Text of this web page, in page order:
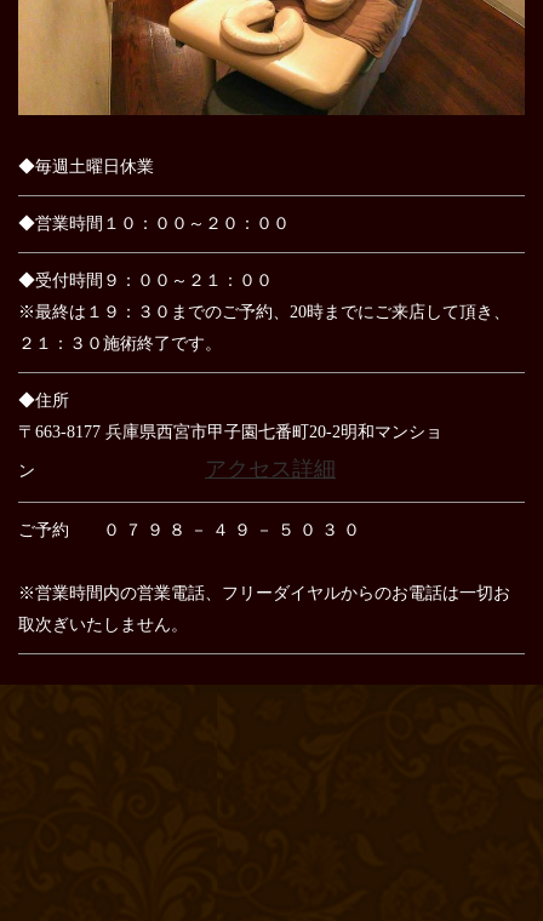
◆毎週土曜日休業
◆営業時間１０：００～２０：００
◆受付時間９：００～２１：００
※最終は１９：３０までのご予約、20時までにご来店して頂き、
２１：３０施術終了です。
◆住所
〒663-8177 兵庫県西宮市甲子園七番町20-2明和マンショ
ン アクセス詳細
ご予約 ０ ７ ９ ８ － ４ ９ － ５ ０ ３ ０
※営業時間内の営業電話、フリーダイヤルからのお電話は一切お
取次ぎいたしません。